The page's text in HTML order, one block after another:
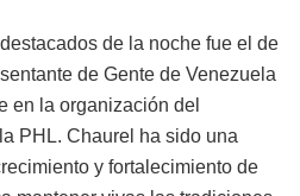
de la noche fue el de
de Gente de Venezuela
en la organización del
PHL. Chaurel ha sido una
y fortalecimiento de